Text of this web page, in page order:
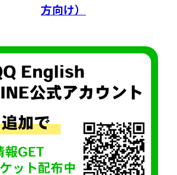
方向け）